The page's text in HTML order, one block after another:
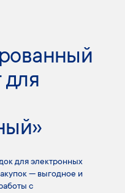
для
для электронных
— выгодное и
с